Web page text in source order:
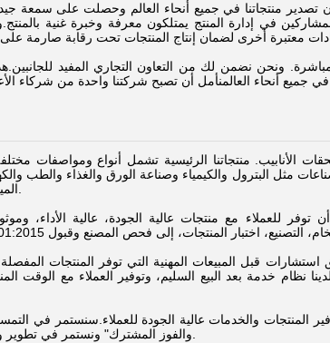
منتجاتنا في جميع أنحاء العالم وحصلت على سمعة جيدة
في إدارة المنتج يمتلكون معرفة وخبرة غنية
ونحن نضمن لك من التعاون التجاري المفيد
الأنابيب. منتجاتنا الرئيسية تشمل أنواع ومواصفات
مثل البترول والكيمياء وصناعة الورق والغذاء والطب
للعملاء مع منتجات عالية الجودة، عالية الأداء،
استشارات قبل المبيعات المهنية التي توفر المنتجات
نظام خدمة بعد البيع السليم، وتوفير العملاء مع الوقت
المنتجات والخدمات عالية الجودة للعملاء.سنستمر في